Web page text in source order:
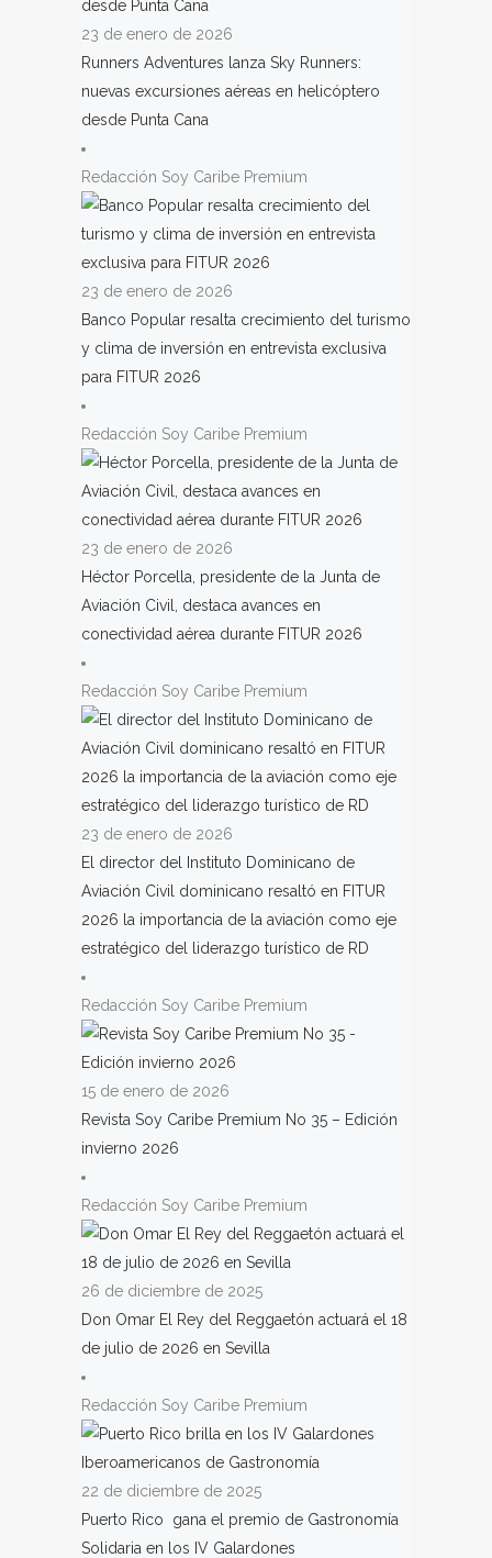
23 de enero de 2026
Runners Adventures lanza Sky Runners:
nuevas excursiones aéreas en helicóptero
desde Punta Cana
Redacción Soy Caribe Premium
23 de enero de 2026
Banco Popular resalta crecimiento del turismo
y clima de inversión en entrevista exclusiva
para FITUR 2026
Redacción Soy Caribe Premium
23 de enero de 2026
Héctor Porcella, presidente de la Junta de
Aviación Civil, destaca avances en
conectividad aérea durante FITUR 2026
Redacción Soy Caribe Premium
23 de enero de 2026
El director del Instituto Dominicano de
Aviación Civil dominicano resaltó en FITUR
2026 la importancia de la aviación como eje
estratégico del liderazgo turístico de RD
Redacción Soy Caribe Premium
15 de enero de 2026
Revista Soy Caribe Premium No 35 – Edición
invierno 2026
Redacción Soy Caribe Premium
26 de diciembre de 2025
Don Omar El Rey del Reggaetón actuará el 18
de julio de 2026 en Sevilla
Redacción Soy Caribe Premium
22 de diciembre de 2025
Puerto Rico gana el premio de Gastronomía
Solidaria en los IV Galardones